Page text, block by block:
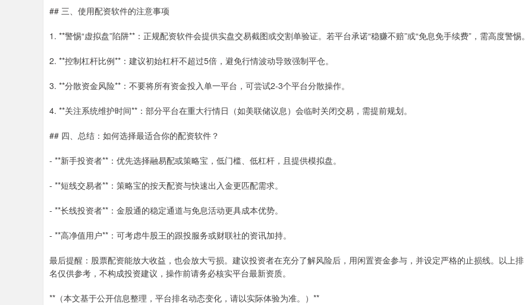
## 三、使用配资软件的注意事项
1. **警惕“虚拟盘”陷阱**：正规配资软件会提供实盘交易截图或交割单验证。若平台承诺“稳赚不赔”或“免息免手续费”，需高度警惕。
2. **控制杠杆比例**：建议初始杠杆不超过5倍，避免行情波动导致强制平仓。
3. **分散资金风险**：不要将所有资金投入单一平台，可尝试2-3个平台分散操作。
4. **关注系统维护时间**：部分平台在重大行情日（如美联储议息）会临时关闭交易，需提前规划。
## 四、总结：如何选择最适合你的配资软件？
- **新手投资者**：优先选择融易配或策略宝，低门槛、低杠杆，且提供模拟盘。
- **短线交易者**：策略宝的按天配资与快速出入金更匹配需求。
- **长线投资者**：金股通的稳定通道与免息活动更具成本优势。
- **高净值用户**：可考虑牛股王的跟投服务或财联社的资讯加持。
最后提醒：股票配资能放大收益，也会放大亏损。建议投资者在充分了解风险后，用闲置资金参与，并设定严格的止损线。以上排
名仅供参考，不构成投资建议，操作前请务必核实平台最新资质。
**（本文基于公开信息整理，平台排名动态变化，请以实际体验为准。）**